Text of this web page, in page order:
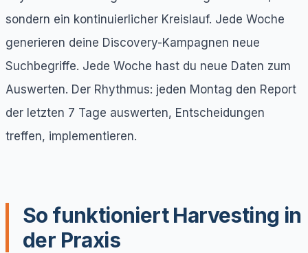
sondern ein kontinuierlicher Kreislauf. Jede Woche
generieren deine Discovery-Kampagnen neue
Suchbegriffe. Jede Woche hast du neue Daten zum
Auswerten. Der Rhythmus: jeden Montag den Report
der letzten 7 Tage auswerten, Entscheidungen
treffen, implementieren.
So funktioniert Harvesting in
der Praxis